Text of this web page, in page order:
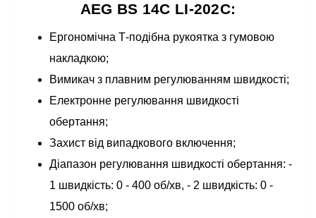
AEG BS 14C LI-202C:
Ергономічна Т-подібна рукоятка з гумовою
накладкою;
Вимикач з плавним регулюванням швидкості;
Електронне регулювання швидкості
обертання;
Захист від випадкового включення;
Діапазон регулювання швидкості обертання: -
1 швидкість: 0 - 400 об/хв, - 2 швидкість: 0 -
1500 об/хв;